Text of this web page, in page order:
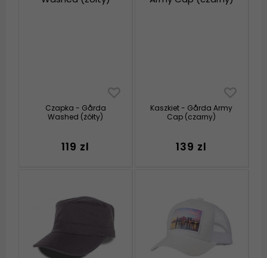
Czapka - Gårda
Washed (żółty)
119 zl
Kaszkiet - Gårda Army
Cap (czarny)
139 zl